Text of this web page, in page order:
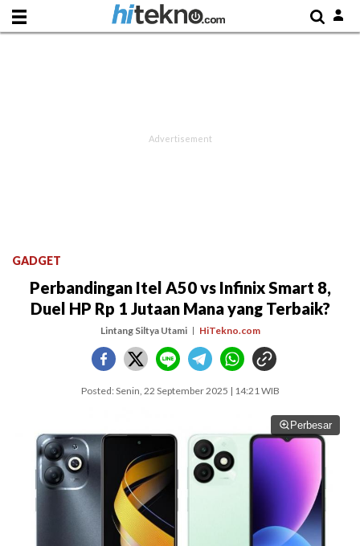
GADGET
Perbandingan Itel A50 vs Infinix Smart 8,
Duel HP Rp 1 Jutaan Mana yang Terbaik?
Lintang Siltya Utami HiTekno.com
Posted: Senin, 22 September 2025 | 14:21 WIB
Perbesar